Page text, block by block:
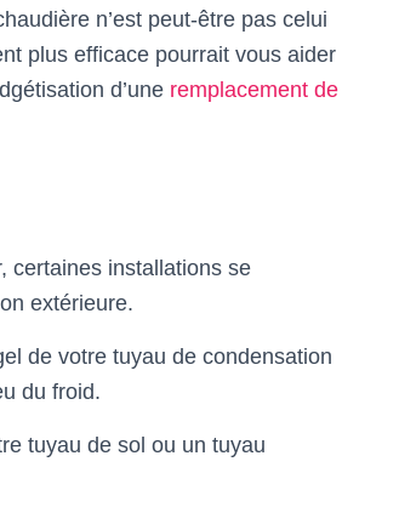
n’est peut-être pas celui
plus efficace pourrait vous aider
d’une remplacement de
certaines installations se
extérieure.
de votre tuyau de condensation
du froid.
tuyau de sol ou un tuyau